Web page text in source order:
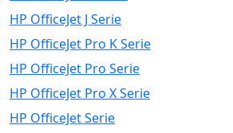
HP OfficeJet J Serie
HP OfficeJet Pro K Serie
HP OfficeJet Pro Serie
HP OfficeJet Pro X Serie
HP OfficeJet Serie